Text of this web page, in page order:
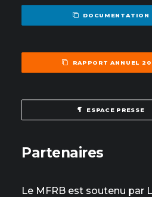
DOCUMENTATION
RAPPORT ANNUEL
ESPACE PRESSE
Partenaires
Le MFRB est soutenu par